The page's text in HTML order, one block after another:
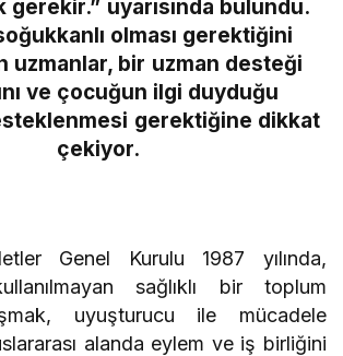
gerekir.” uyarısında bulundu.
olması gerektiğini
uzmanlar, bir uzman desteği
ve çocuğun ilgi duyduğu
gerektiğine dikkat
çekiyor.
Genel Kurulu 1987 yılında,
sağlıklı bir toplum
uyuşturucu ile mücadele
alanda eylem ve iş birliğini